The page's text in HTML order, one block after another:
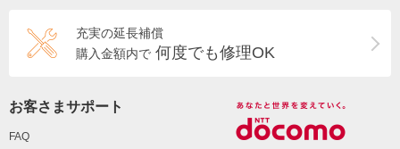
充実の延長補償
購入金額内で 何度でも修理OK
お客さまサポート
FAQ